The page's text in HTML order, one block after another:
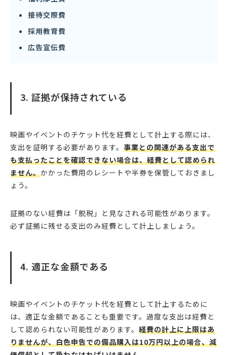
接待交際費
採用教育費
広告宣伝費
3. 証拠が保持されている
映画やイベントのチケット代を経費として計上する際には、
支出を証明する必要があります。 事業との関連がある支出で
も支払ったことを確認できない場合は、経費として認められ
ません。かかった費用のレシートや半券を保管しておきまし
ょう。
証拠のない経費は「脱税」と見なされる可能性があります。
必ず証拠に残せる支出のみ経費として計上しましょう。
4. 適正な金額である
映画やイベントのチケット代を経費として計上するために
は、適正な金額であることも重要です。過度な支出は経費と
して認められない可能性があります。 経費の計上に上限はあ
りませんが、白色申告での備品購入は10万円以上の場合、減